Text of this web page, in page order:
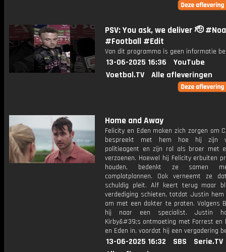
PSV: You ask, we deliver 🫡
#Football #Edit
Van dit programma is geen informatie
13-06-2025 16:36
YouTube
Voetbal.TV
Alle afleveringen
Home and Away
Felicity en Eden maken zich zorgen om
bespreekt met hem hoe hij zijn
politieagent en zijn rol als broer met
verzoenen. Hoewel hij Felicity erbuiten
houden, bedenkt ze samen
complotplannen. Ook verneemt ze
schuldig pleit. Alf keert terug maar
verdediging schieten, totdat Justin hem
om met een dokter te praten. Volgens
hij naar een specialist. Justin
Kirby&#39;s ontmoeting met Forrest en
en Eden in, voordat hij een vergadering
13-06-2025 16:32 SBS
Serie.TV